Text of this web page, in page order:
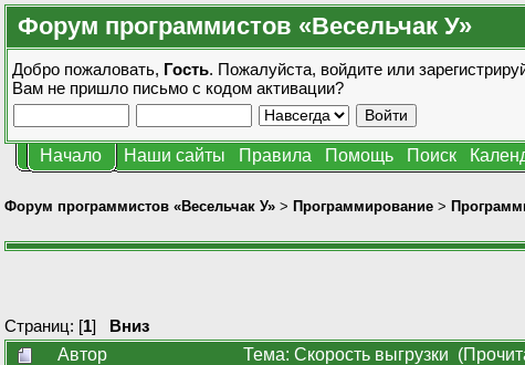
Форум программистов «Весельчак У»
Добро пожаловать, Гость. Пожалуйста, войдите или
Вам не пришло письмо с кодом активации?
Начало Наши сайты Правила Помощь Поиск
Форум программистов «Весельчак У» > Программирование >
Страниц: [1] Вниз
Автор
Тема: Скорость выгрузки